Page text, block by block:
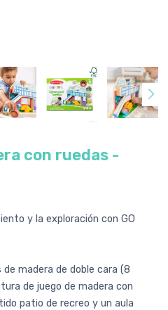
con ruedas -
y la exploración con GO
madera de doble cara (8
de juego de madera con
patio de recreo y un aula